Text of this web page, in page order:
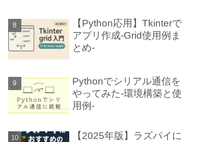
【Python応用】Tkinterで
アプリ作成-Grid使用例ま
とめ-
Pythonでシリアル通信を
やってみた-環境構築と使
用例-
【2025年版】ラズパイに